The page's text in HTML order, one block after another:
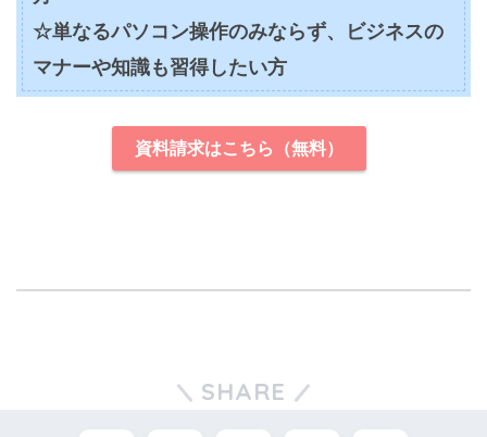
☆単なるパソコン操作のみならず、ビジネスの
マナーや知識も習得したい方
資料請求はこちら（無料）
SHARE